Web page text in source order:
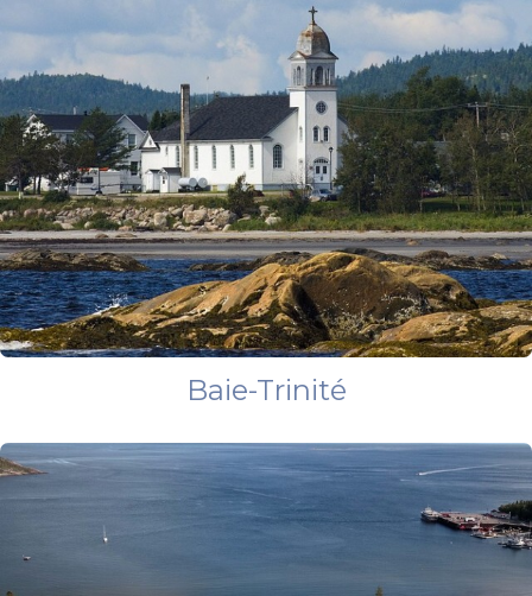
Baie-Trinité